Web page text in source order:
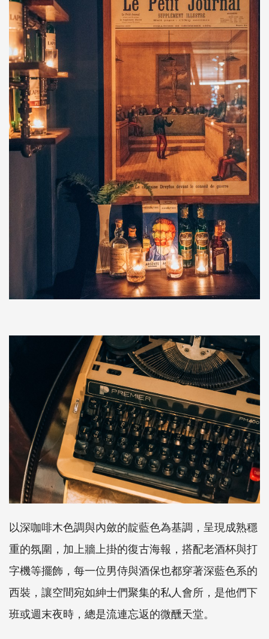
以深咖啡木色調與內斂的靛藍色為基調，呈現成熟穩
重的氛圍，加上牆上掛的復古海報，搭配老酒杯與打
字機等擺飾，每一位男侍與酒保也都穿著深藍色系的
西裝，讓空間宛如紳士們聚集的私人會所，是他們下
班或週末夜時，總是流連忘返的微醺天堂。